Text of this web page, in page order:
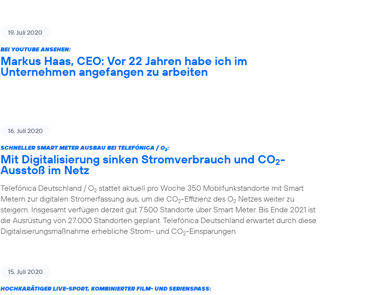
19. Juli 2020
BEI YOUTUBE ANSEHEN:
Markus Haas, CEO: Vor 22 Jahren habe ich im
Unternehmen angefangen zu arbeiten
16. Juli 2020
SCHNELLER SMART METER AUSBAU BEI TELEFÓNICA / O2:
Mit Digitalisierung sinken Stromverbrauch und CO2-
Ausstoß im Netz
Telefónica Deutschland / O2 stattet aktuell pro Woche 350 Mobilfunkstandorte mit Smart
Metern zur digitalen Stromerfassung aus, um die CO2-Effizienz des O2 Netzes weiter zu
steigern. Insgesamt verfügen derzeit gut 7.500 Standorte über Smart Meter. Bis Ende 2021 ist
die Ausrüstung von 27.000 Standorten geplant. Telefónica Deutschland erwartet durch diese
Digitalisierungsmaßnahme erhebliche Strom- und CO2-Einsparungen.
15. Juli 2020
HOCHKARÄTIGER LIVE-SPORT, KOMBINIERTER FILM- UND SERIENSPASS: